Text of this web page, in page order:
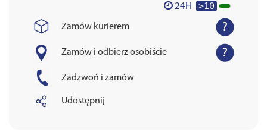
24H >10
Zamów kurierem
Zamów i odbierz osobiście
Zadzwoń i zamów
Udostępnij